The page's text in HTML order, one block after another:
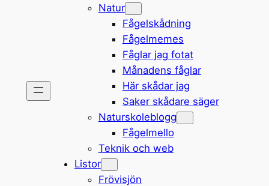
Natur
Fågelskådning
Fågelmemes
Fåglar jag fotat
Månadens fåglar
Här skådar jag
Saker skådare säger
Naturskoleblogg
Fågelmello
Teknik och web
Listor
Frövisjön